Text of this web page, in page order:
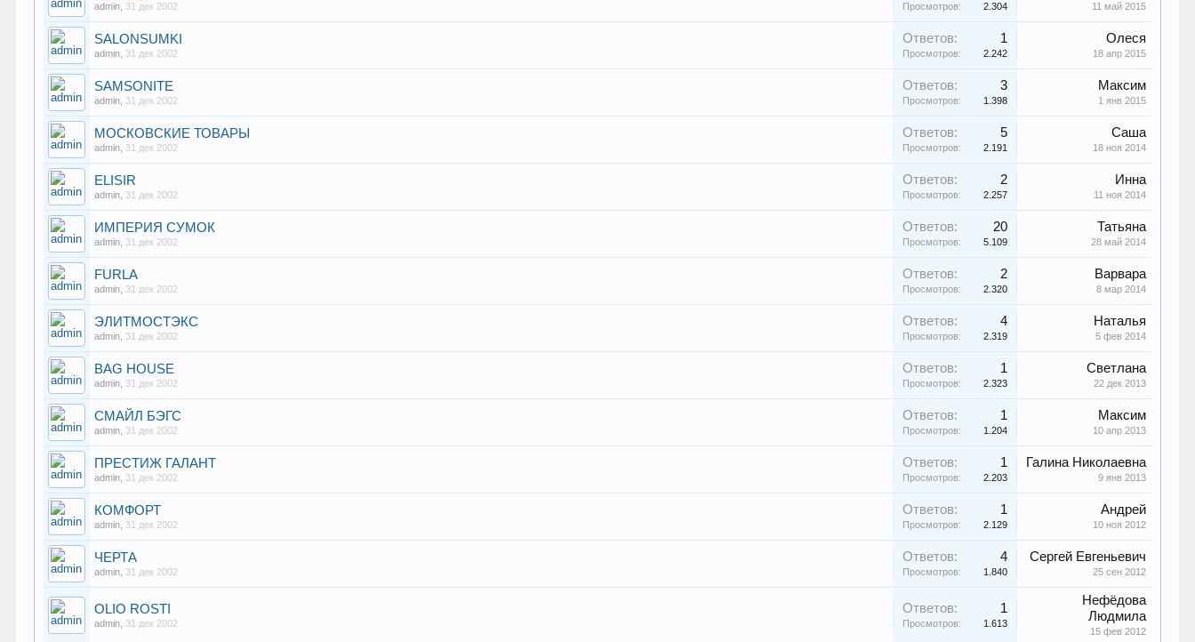
admin 31 дек 2002 Просмотров: 2.304 11 май 2015
SALONSUMKI
admin 31 дек 2002
Ответов: 1
Просмотров: 2.242
Олеся
18 апр 2015
SAMSONITE
admin 31 дек 2002
Ответов: 3
Просмотров: 1.398
Максим
1 янв 2015
МОСКОВСКИЕ ТОВАРЫ
admin 31 дек 2002
Ответов: 5
Просмотров: 2.191
Саша
18 ноя 2014
ELISIR
admin 31 дек 2002
Ответов: 2
Просмотров: 2.257
Инна
11 ноя 2014
ИМПЕРИЯ СУМОК
admin 31 дек 2002
Ответов: 20
Просмотров: 5.109
Татьяна
28 май 2014
FURLA
admin 31 дек 2002
Ответов: 2
Просмотров: 2.320
Варвара
8 мар 2014
ЭЛИТМОСТЭКС
admin 31 дек 2002
Ответов: 4
Просмотров: 2.319
Наталья
5 фев 2014
BAG HOUSE
admin 31 дек 2002
Ответов: 1
Просмотров: 2.323
Светлана
22 дек 2013
СМАЙЛ БЭГС
admin 31 дек 2002
Ответов: 1
Просмотров: 1.204
Максим
10 апр 2013
ПРЕСТИЖ ГАЛАНТ
admin 31 дек 2002
Ответов: 1
Просмотров: 2.203
Галина Николаевна
9 янв 2013
КОМФОРТ
admin 31 дек 2002
Ответов: 1
Просмотров: 2.129
Андрей
10 ноя 2012
ЧЕРТА
admin 31 дек 2002
Ответов: 4
Просмотров: 1.840
Сергей Евгеньевич
25 сен 2012
OLIO ROSTI
admin 31 дек 2002
Ответов: 1
Просмотров: 1.613
Нефёдова
Людмила
15 фев 2012